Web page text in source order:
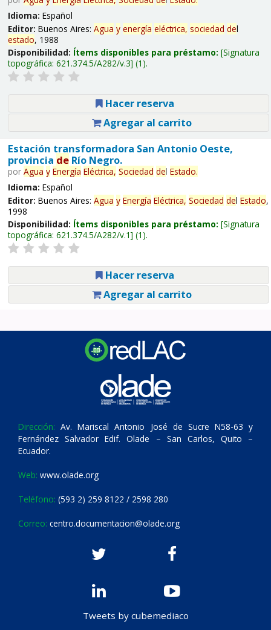
Idioma: Español
Editor: Buenos Aires: Agua y energía eléctrica, sociedad del
estado, 1988
Disponibilidad: Ítems disponibles para préstamo: Signatura
topográfica: 621.374.5/A282/v.3 (1).
Hacer reserva
Agregar al carrito
Estación transformadora San Antonio Oeste,
provincia deRío Negro.
por Agua y Energía Eléctrica, Sociedad del Estado.
Idioma: Español
Editor: Buenos Aires: Agua y Energía Eléctrica, Sociedad del Estado,
1998
Disponibilidad: Ítems disponibles para préstamo: Signatura
topográfica: 621.374.5/A282/v.1 (1).
Hacer reserva
Agregar al carrito
Dirección: Av. Mariscal Antonio José de Sucre N58-63 y
Fernández Salvador Edif. Olade – San Carlos, Quito –
Ecuador.
Web: www.olade.org
Teléfono: (593 2) 259 8122 / 2598 280
Correo: centro.documentacion@olade.org
Tweets by cubemediaco